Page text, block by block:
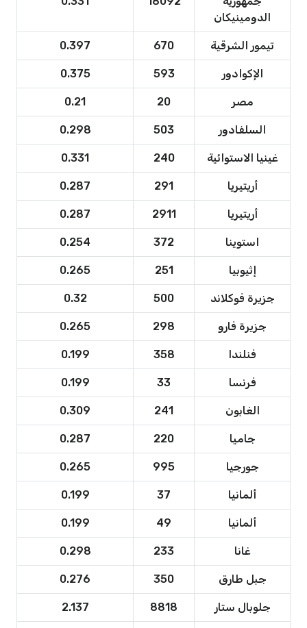
الدومينيكان
تيمور الشرقية 670
0.397
الإكوادور 593
0.375
مصر 20
0.21
السلفادور 503
0.298
غينيا الاستوائية 240
0.331
أريتيريا 291
0.287
أريتيريا 2911
0.287
استوينا 372
0.254
إثيوبيا 251
0.265
جزيرة فوكلاند 500
0.32
جزيرة فارو 298
0.265
فنلندا 358
0.199
فرنسا 33
0.199
الغابون 241
0.309
جاميا 220
0.287
جورجيا 995
0.265
ألمانيا 37
0.199
ألمانيا 49
0.199
غانا 233
0.298
جبل طارق 350
0.276
جلوبال ستار 8818
2.137